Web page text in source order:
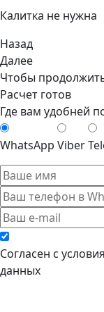
Калитка не нужна
Назад
Далее
Чтобы
Расчет готов
Где вам удобней
WhatsApp Viber
Cогласен с
данных